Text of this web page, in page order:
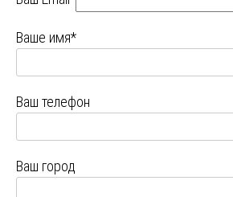
Ваше имя*
Ваш телефон
Ваш город